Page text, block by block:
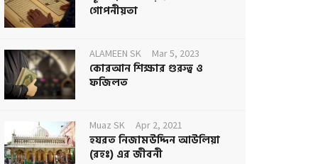
গোপনীয়তা
ALAMEEN SK Mar 5, 2023
কোরআন শিক্ষার গুরুত্ব ও
ফজিলত
Muaz SK Apr 2, 2021
হযরত নিজামউদ্দিন আউলিয়া
(রহঃ) এর জীবনী